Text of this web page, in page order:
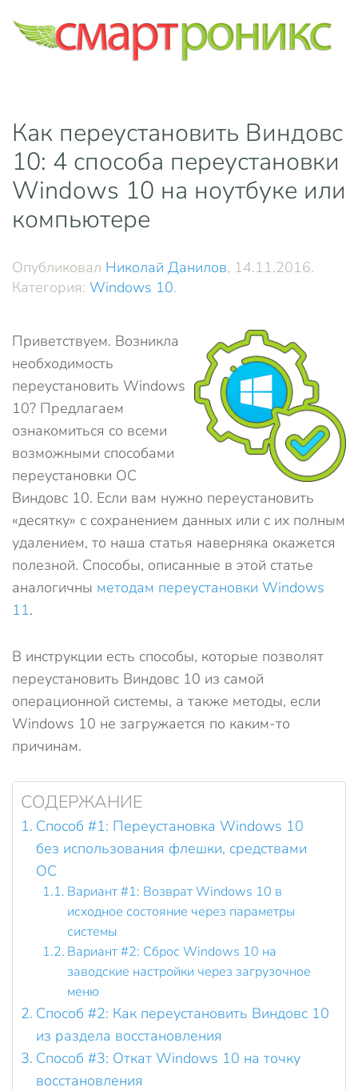
Skip to main content
Как переустановить Виндовс
10: 4 способа переустановки
Windows 10 на ноутбуке или
компьютере
Опубликовал Николай Данилов, 14.11.2016.
Категория: Windows 10.
Приветствуем. Возникла
необходимость
переустановить Windows
10? Предлагаем
ознакомиться со всеми
возможными способами
переустановки ОС
Виндовс 10. Если вам нужно переустановить
«десятку» с сохранением данных или с их полным
удалением, то наша статья наверняка окажется
полезной. Способы, описанные в этой статье
аналогичны методам переустановки Windows
11.
В инструкции есть способы, которые позволят
переустановить Виндовс 10 из самой
операционной системы, а также методы, если
Windows 10 не загружается по каким-то
причинам.
СОДЕРЖАНИЕ
Способ #1: Переустановка Windows 10
без использования флешки, средствами
ОС
Вариант #1: Возврат Windows 10 в
исходное состояние через параметры
системы
Вариант #2: Сброс Windows 10 на
заводские настройки через загрузочное
меню
Способ #2: Как переустановить Виндовс 10
из раздела восстановления
Способ #3: Откат Windows 10 на точку
восстановления